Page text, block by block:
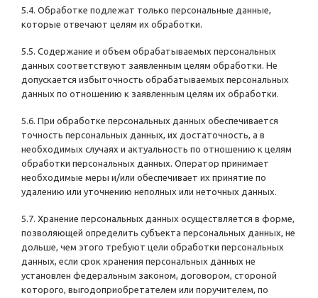
5.4. Обработке подлежат только персональные данные,
которые отвечают целям их обработки.
5.5. Содержание и объем обрабатываемых персональных
данных соответствуют заявленным целям обработки. Не
допускается избыточность обрабатываемых персональных
данных по отношению к заявленным целям их обработки.
5.6. При обработке персональных данных обеспечивается
точность персональных данных, их достаточность, а в
необходимых случаях и актуальность по отношению к целям
обработки персональных данных. Оператор принимает
необходимые меры и/или обеспечивает их принятие по
удалению или уточнению неполных или неточных данных.
5.7. Хранение персональных данных осуществляется в форме,
позволяющей определить субъекта персональных данных, не
дольше, чем этого требуют цели обработки персональных
данных, если срок хранения персональных данных не
установлен федеральным законом, договором, стороной
которого, выгодоприобретателем или поручителем, по